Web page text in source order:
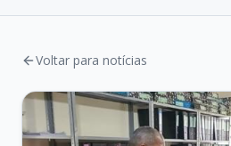
Voltar para notícias